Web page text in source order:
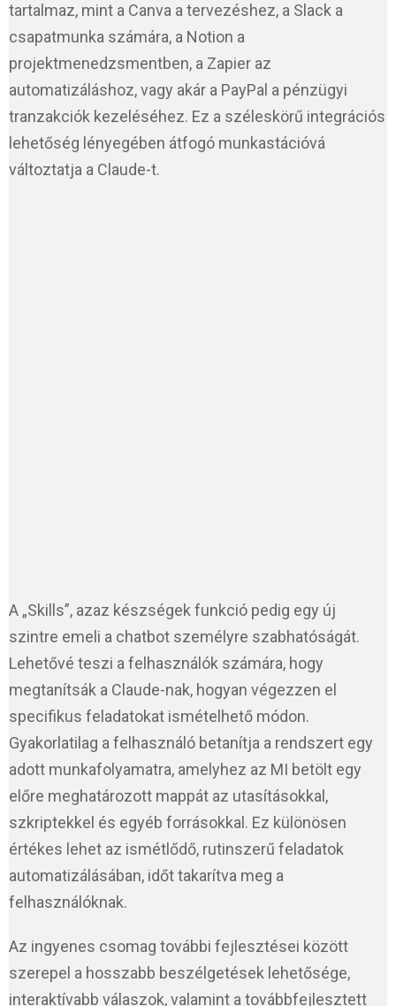
tartalmaz, mint a Canva a tervezéshez, a Slack a
csapatmunka számára, a Notion a
projektmenedzsmentben, a Zapier az
automatizáláshoz, vagy akár a PayPal a pénzügyi
tranzakciók kezeléséhez. Ez a széleskörű integrációs
lehetőség lényegében átfogó munkastációvá
változtatja a Claude-t.
A „Skills”, azaz készségek funkció pedig egy új
szintre emeli a chatbot személyre szabhatóságát.
Lehetővé teszi a felhasználók számára, hogy
megtanítsák a Claude-nak, hogyan végezzen el
specifikus feladatokat ismételhető módon.
Gyakorlatilag a felhasználó betanítja a rendszert egy
adott munkafolyamatra, amelyhez az MI betölt egy
előre meghatározott mappát az utasításokkal,
szkriptekkel és egyéb forrásokkal. Ez különösen
értékes lehet az ismétlődő, rutinszerű feladatok
automatizálásában, időt takarítva meg a
felhasználóknak.
Az ingyenes csomag további fejlesztései között
szerepel a hosszabb beszélgetések lehetősége,
interaktívabb válaszok, valamint a továbbfejlesztett